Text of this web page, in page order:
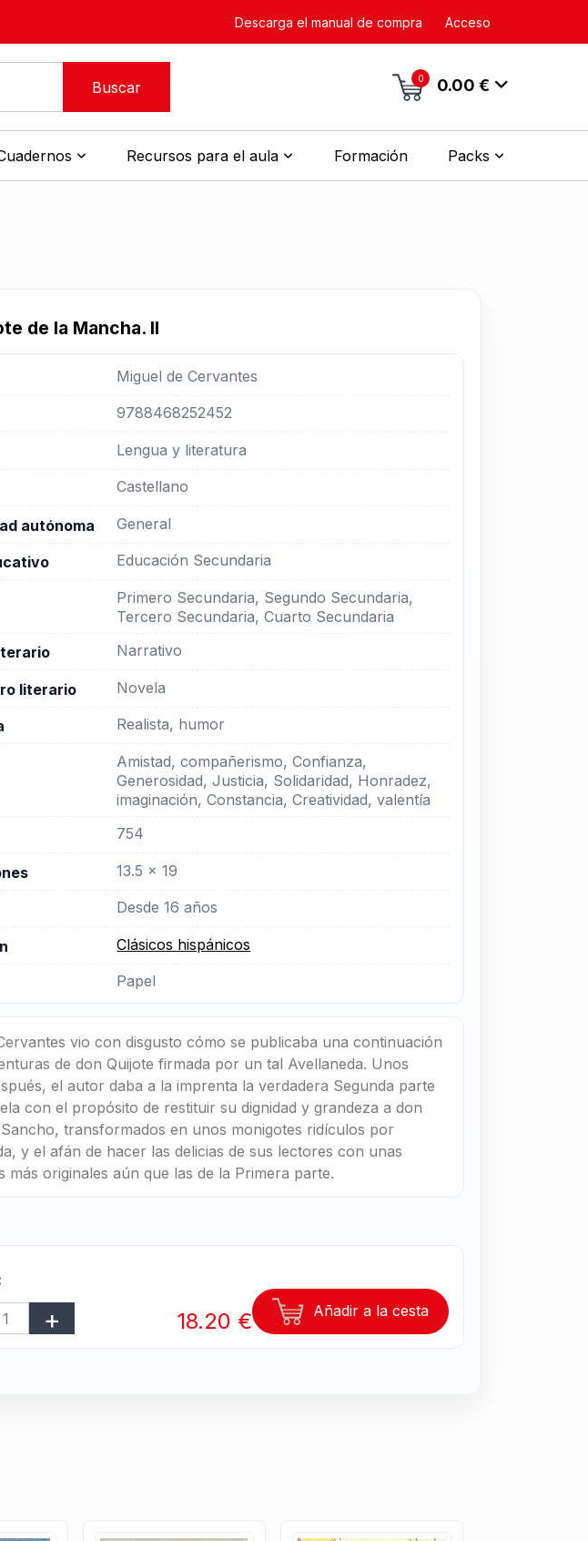
Descarga el manual de compra Acceso
Buscar 0 0.00 €
Recursos para el aula Formación Packs
de la Mancha. II
Miguel de Cervantes
9788468252452
Lengua y literatura
Castellano
autónoma General
Educación Secundaria
Primero Secundaria, Segundo Secundaria,
Tercero Secundaria, Cuarto Secundaria
Narrativo
literario Novela
Realista, humor
Amistad, compañerismo, Confianza,
Generosidad, Justicia, Solidaridad, Honradez,
imaginación, Constancia, Creatividad, valentía
754
13.5 x 19
Desde 16 años
Clásicos hispánicos
Papel
vio con disgusto cómo se publicaba una continuación
de don Quijote firmada por un tal Avellaneda. Unos
el autor daba a la imprenta la verdadera Segunda parte
con el propósito de restituir su dignidad y grandeza a don
transformados en unos monigotes ridículos por
y el afán de hacer las delicias de sus lectores con unas
más originales aún que las de la Primera parte.
18.20 € Añadir a la cesta